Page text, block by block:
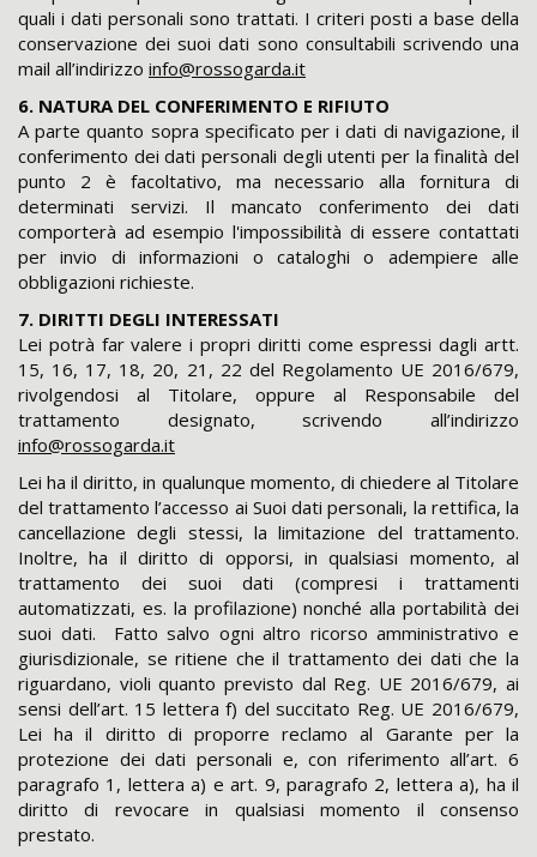
quali i dati personali sono trattati. I criteri posti a base della
conservazione dei suoi dati sono consultabili scrivendo una
mail all’indirizzo info@rossogarda.it
6. NATURA DEL CONFERIMENTO E RIFIUTO
A parte quanto sopra specificato per i dati di navigazione, il
conferimento dei dati personali degli utenti per la finalità del
punto 2 è facoltativo, ma necessario alla fornitura di
determinati servizi. Il mancato conferimento dei dati
comporterà ad esempio l'impossibilità di essere contattati
per invio di informazioni o cataloghi o adempiere alle
obbligazioni richieste.
7. DIRITTI DEGLI INTERESSATI
Lei potrà far valere i propri diritti come espressi dagli artt.
15, 16, 17, 18, 20, 21, 22 del Regolamento UE 2016/679,
rivolgendosi al Titolare, oppure al Responsabile del
trattamento designato, scrivendo all’indirizzo
info@rossogarda.it
Lei ha il diritto, in qualunque momento, di chiedere al Titolare
del trattamento l’accesso ai Suoi dati personali, la rettifica, la
cancellazione degli stessi, la limitazione del trattamento.
Inoltre, ha il diritto di opporsi, in qualsiasi momento, al
trattamento dei suoi dati (compresi i trattamenti
automatizzati, es. la profilazione) nonché alla portabilità dei
suoi dati. Fatto salvo ogni altro ricorso amministrativo e
giurisdizionale, se ritiene che il trattamento dei dati che la
riguardano, violi quanto previsto dal Reg. UE 2016/679, ai
sensi dell’art. 15 lettera f) del succitato Reg. UE 2016/679,
Lei ha il diritto di proporre reclamo al Garante per la
protezione dei dati personali e, con riferimento all’art. 6
paragrafo 1, lettera a) e art. 9, paragrafo 2, lettera a), ha il
diritto di revocare in qualsiasi momento il consenso
prestato.